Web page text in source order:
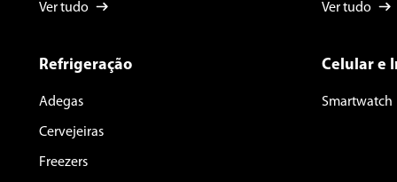
Ver tudo Ver tudo
Refrigeração
Adegas
Cervejeiras
Freezers
Celular e
Smartwatch